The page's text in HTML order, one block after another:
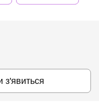
з'явиться